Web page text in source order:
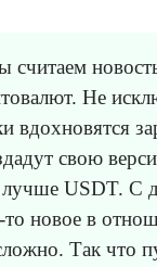
считаем
Не
вдохновятся
свою
лучше USDT. С
новое в
Так что